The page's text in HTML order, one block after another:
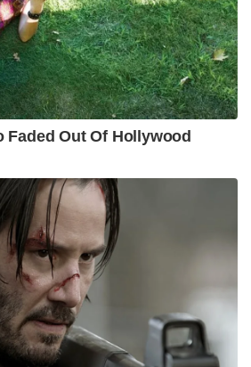
Faded Out Of Hollywood